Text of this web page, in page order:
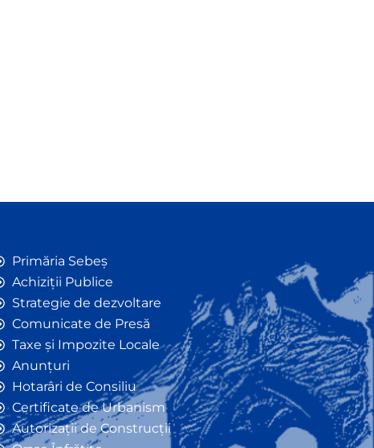
Primăria Sebeș
Achiziții Publice
Strategie de dezvoltare
Comunicate de Presă
Taxe și Impozite Locale
Anunțuri
Hotarâri de Consiliu
Certificate de Urbanism
Autorizații de Construcții